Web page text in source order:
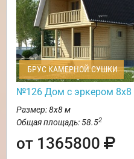
БРУС КАМЕРНОЙ СУШКИ
№126 Дом с эркером 8х8
Размер: 8х8 м
Общая площадь: 58.52
от 1365800